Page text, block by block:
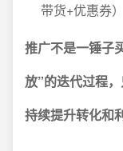
带货+优惠券）
推广不是一锤
放”的迭代过程
持续提升转化和